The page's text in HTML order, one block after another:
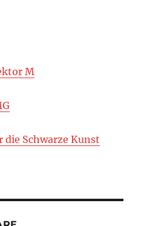
M
die Schwarze Kunst